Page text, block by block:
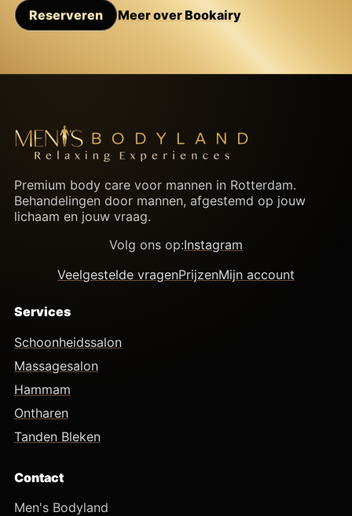
Reserveren Meer over Bookairy
Premium body care voor mannen in Rotterdam.
Behandelingen door mannen, afgestemd op jouw
lichaam en jouw vraag.
Volg ons op:Instagram
Veelgestelde vragenPrijzenMijn account
Services
Schoonheidssalon
Massagesalon
Hammam
Ontharen
Tanden Bleken
Contact
Men's Bodyland